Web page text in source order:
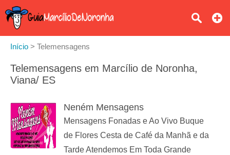
Início > Telemensagens
Telemensagens em Marcílio de Noronha,
Viana/ ES
Neném Mensagens
Mensagens Fonadas e Ao Vivo Buque
de Flores Cesta de Café da Manhã e da
Tarde Atendemos Em Toda Grande